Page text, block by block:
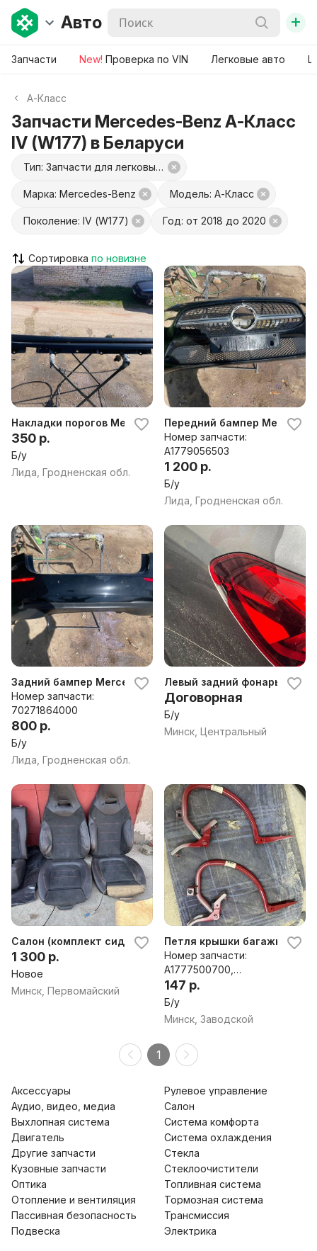
Авто +
Запчасти New! Проверка по VIN Легковые авто
A-Класс
Запчасти Mercedes-Benz A-Класс
IV (W177) в Беларуси
Тип: Запчасти для легковых авто
Марка: Mercedes-Benz Модель: A-Класс
Поколение: IV (W177) Год: от 2018 до 2020
Сортировка
Накладки порогов Mercedes A180 W177
350 р.
Б/у
Лида, Гродненская обл.
Передний бампер Mercedes
Номер запчасти:
A1779056503
1 200 р.
Б/у
Лида, Гродненская обл.
Задний бампер Mercedes A180 W177
Номер запчасти:
70271864000
800 р.
Б/у
Лида, Гродненская обл.
Левый задний фонарь
Договорная
Б/у
Минск, Центральный
Салон (комплект сидений) Мерседес AW 177
1 300 р.
Новое
Минск, Первомайский
Петля крышки багажника
Номер запчасти:
A1777500700,
A1777500800
147 р.
Б/у
Минск, Заводской
1
Аксессуары
Аудио, видео, медиа
Выхлопная система
Двигатель
Другие запчасти
Кузовные запчасти
Оптика
Отопление и вентиляция
Пассивная безопасность
Подвеска
Рулевое управление
Салон
Система комфорта
Система охлаждения
Стекла
Стеклоочистители
Топливная система
Тормозная система
Трансмиссия
Электрика